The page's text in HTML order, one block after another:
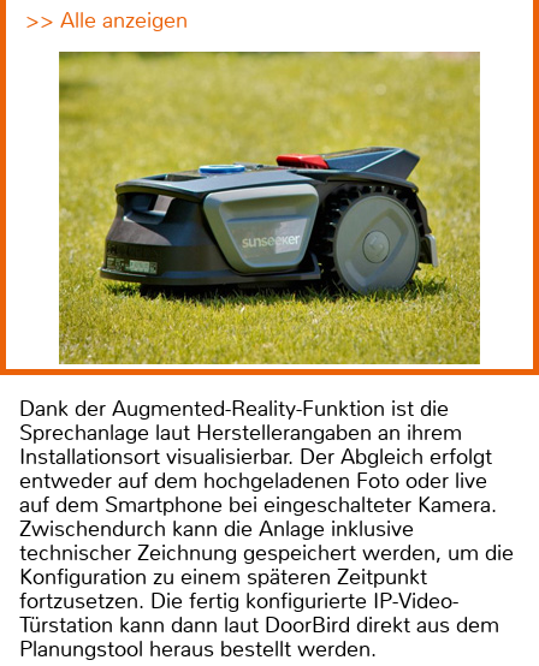
>> Alle anzeigen
Dank der Augmented-Reality-Funktion ist die
Sprechanlage laut Herstellerangaben an ihrem
Installationsort visualisierbar. Der Abgleich erfolgt
entweder auf dem hochgeladenen Foto oder live
auf dem Smartphone bei eingeschalteter Kamera.
Zwischendurch kann die Anlage inklusive
technischer Zeichnung gespeichert werden, um die
Konfiguration zu einem späteren Zeitpunkt
fortzusetzen. Die fertig konfigurierte IP-Video-
Türstation kann dann laut DoorBird direkt aus dem
Planungstool heraus bestellt werden.